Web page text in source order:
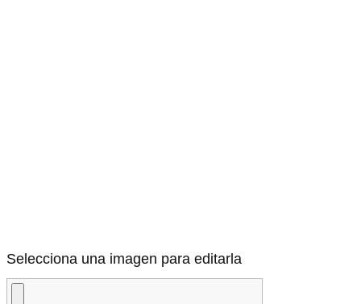
Selecciona una imagen para editarla